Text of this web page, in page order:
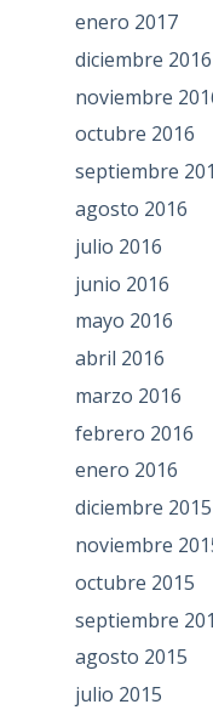
enero 2017
diciembre 2016
noviembre
octubre 2016
septiembre
agosto 2016
julio 2016
junio 2016
mayo 2016
abril 2016
marzo 2016
febrero 2016
enero 2016
diciembre 2015
noviembre
octubre 2015
septiembre
agosto 2015
julio 2015